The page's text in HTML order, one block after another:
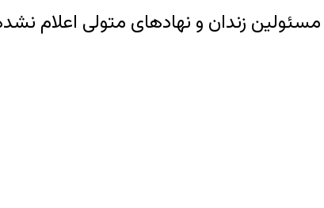
زندان و نهادهای متولی اعلام